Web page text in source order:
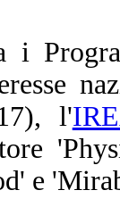
i
l'
e